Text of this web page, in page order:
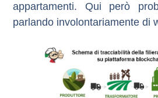
appartamenti. Qui però
parlando involontariamente di